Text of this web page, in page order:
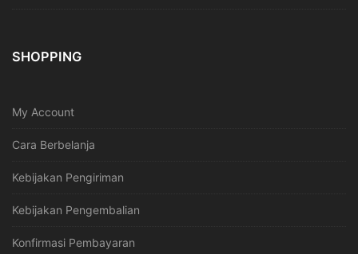
SHOPPING
My Account
Cara Berbelanja
Kebijakan Pengiriman
Kebijakan Pengembalian
Konfirmasi Pembayaran